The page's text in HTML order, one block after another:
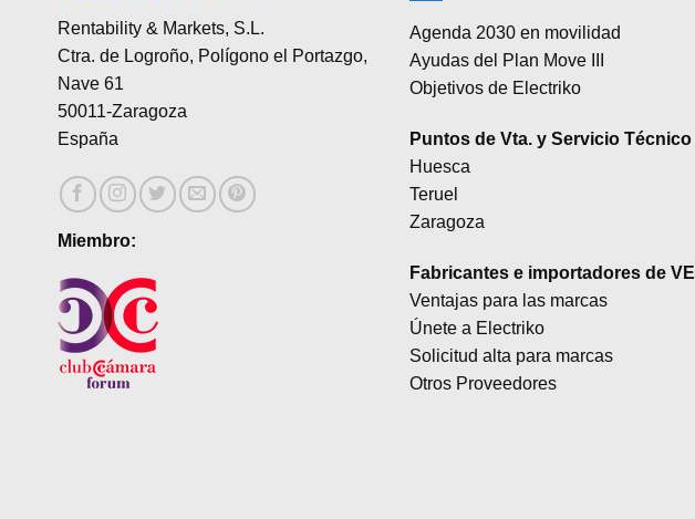
Rentability & Markets, S.L.
Ctra. de Logroño, Polígono el Portazgo,
Nave 61
50011-Zaragoza
España
Miembro:
Agenda 2030 en movilidad
Ayudas del Plan Move III
Objetivos de Electriko
Puntos de Vta. y Servicio Técnico
Huesca
Teruel
Zaragoza
Fabricantes e importadores de VE
Ventajas para las marcas
Únete a Electriko
Solicitud alta para marcas
Otros Proveedores